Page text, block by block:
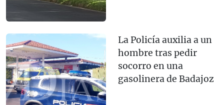
La Policía auxilia a un
hombre tras pedir
socorro en una
gasolinera de Badajoz